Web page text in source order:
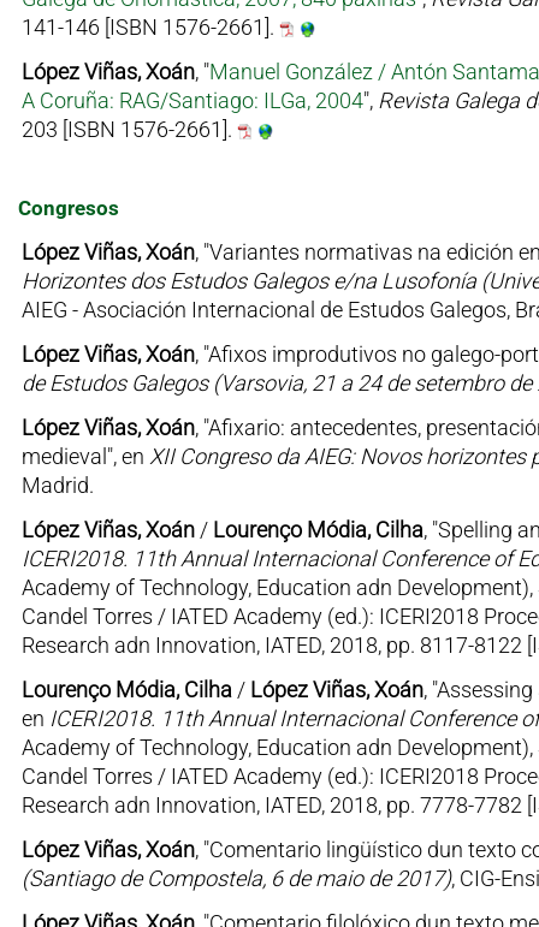
141-146 [ISBN 1576-2661].
López Viñas, Xoán, "Manuel González / Antón
A Coruña: RAG/Santiago: ILGa, 2004", Revista Galega
203 [ISBN 1576-2661].
Congresos
López Viñas, Xoán, "Variantes normativas na edición
Horizontes dos Estudos Galegos e/na Lusofonía
AIEG - Asociación Internacional de Estudos Galegos,
López Viñas, Xoán, "Afixos improdutivos no galego-
de Estudos Galegos (Varsovia, 21 a 24 de setembro de
López Viñas, Xoán, "Afixario: antecedentes,
medieval", en XII Congreso da AIEG: Novos
Madrid.
López Viñas, Xoán/ Lourenço Módia, Cilha, "Spelling
ICERI2018. 11th Annual Internacional Conference of
Academy of Technology, Education adn
Candel Torres / IATED Academy (ed.): ICERI2018
Research adn Innovation, IATED, 2018, pp. 8117-8122
Lourenço Módia, Cilha / López Viñas, Xoán,
en ICERI2018. 11th Annual Internacional Conference
Academy of Technology, Education adn
Candel Torres / IATED Academy (ed.): ICERI2018
Research adn Innovation, IATED, 2018, pp. 7778-7782
López Viñas, Xoán, "Comentario lingüístico dun texto
(Santiago de Compostela, 6 de maio de 2017), CIG-